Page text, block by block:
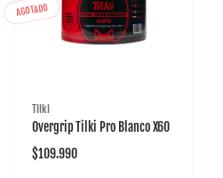
AGOTADO
Proveedor:
Tilki
Overgrip Tilki Pro Blanco X60
Precio
$109.990